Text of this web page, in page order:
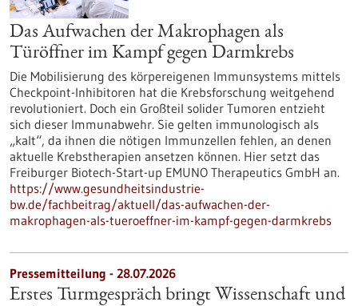
Das Aufwachen der Makrophagen als
Türöffner im Kampf gegen Darmkrebs
Die Mobilisierung des körpereigenen Immunsystems mittels
Checkpoint-Inhibitoren hat die Krebsforschung weitgehend
revolutioniert. Doch ein Großteil solider Tumoren entzieht
sich dieser Immunabwehr. Sie gelten immunologisch als
„kalt“, da ihnen die nötigen Immunzellen fehlen, an denen
aktuelle Krebstherapien ansetzen können. Hier setzt das
Freiburger Biotech-Start-up EMUNO Therapeutics GmbH an.
https://www.gesundheitsindustrie-
bw.de/fachbeitrag/aktuell/das-aufwachen-der-
makrophagen-als-tueroeffner-im-kampf-gegen-darmkrebs
Pressemitteilung - 28.07.2026
Erstes Turmgespräch bringt Wissenschaft und